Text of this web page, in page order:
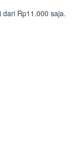
Rp11.000 saja.